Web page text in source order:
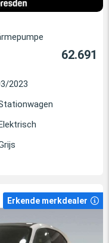
62.691
2023
Erkende merkdealer